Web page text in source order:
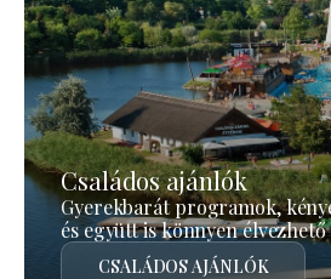
Családos ajánlók
Gyerekbarát programok,
és együtt is könnyen
CSALÁDOS AJÁNLÓK